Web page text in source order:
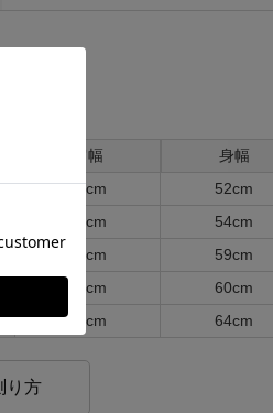
ます
肩幅 身幅
46cm 52cm
49cm 54cm
52cm 59cm
55cm 60cm
59cm 64cm
り方